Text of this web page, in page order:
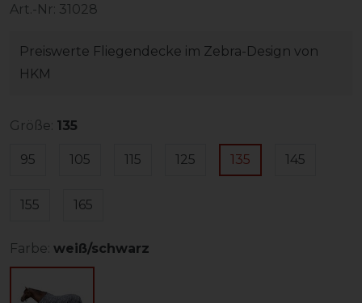
Art.-Nr: 31028
Preiswerte Fliegendecke im Zebra-Design von
HKM
Größe: 135
95 105 115 125 135 145
155 165
Farbe: weiß/schwarz